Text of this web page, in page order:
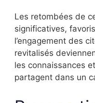
Les retombées de
significatives,
l’engagement des
revitalisés
les connaissances
partagent dans un